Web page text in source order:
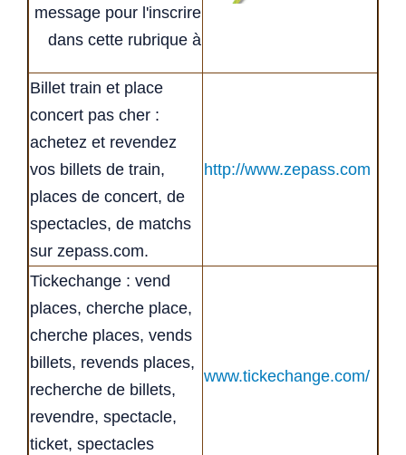
message pour l'inscrire
dans cette rubrique à
Billet train et place
concert pas cher :
achetez et revendez
vos billets de train,
places de concert, de
spectacles, de matchs
sur zepass.com.
http://www.zepass.com
Tickechange : vend
places, cherche place,
cherche places, vends
billets, revends places,
recherche de billets,
revendre, spectacle,
ticket, spectacles
www.tickechange.com/